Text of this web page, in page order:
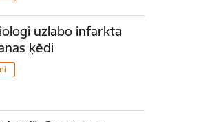
uzlabo infarkta
ķēdi